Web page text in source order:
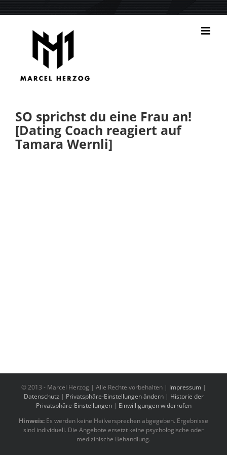
SO sprichst du eine Frau an!
[Dating Coach reagiert auf
Tamara Wernli]
© 2013 - Marcel Herzog | Alle Rechte vorbehalten | Impressum |
Datenschutz | Privatsphäre-Einstellungen ändern| Historie der
Privatsphäre-Einstellungen| Einwilligungen widerrufen
Hinweis: Es werden keine Heilversprechen abgegeben. Ergebnisse
sind individuell. Die Angebote ersetzt keine psychologische oder
medizinische Behandlung.